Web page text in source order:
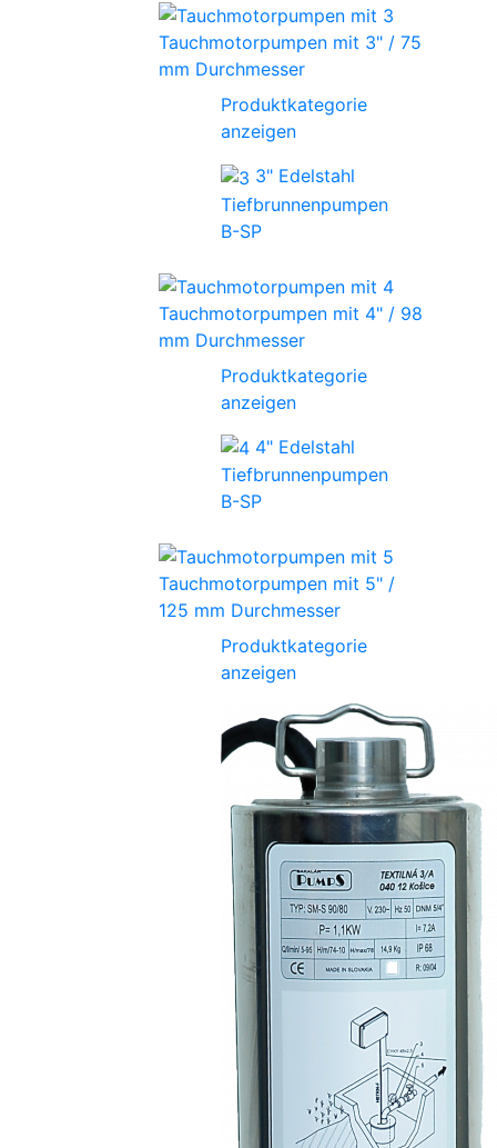
Tauchmotorpumpen mit 3" / 75
mm Durchmesser
Produktkategorie
anzeigen
3" Edelstahl
Tiefbrunnenpumpen
B-SP
Tauchmotorpumpen mit 4" / 98
mm Durchmesser
Produktkategorie
anzeigen
4" Edelstahl
Tiefbrunnenpumpen
B-SP
Tauchmotorpumpen mit 5" /
125 mm Durchmesser
Produktkategorie
anzeigen